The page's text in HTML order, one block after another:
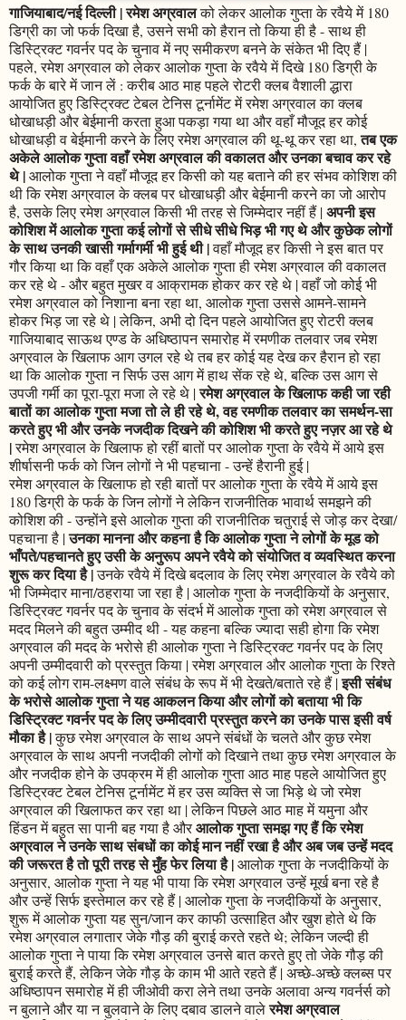
गाजियाबाद/नई दिल्ली | रमेश अग्रवालको लेकर आलोक गुप्ता के रवैये में 180
डिग्री का जो फर्क दिखा है, उसने सभी को हैरान तो किया ही है - साथ ही
डिस्ट्रिक्ट गवर्नर पद के चुनाव में नए समीकरण बनने के संकेत भी दिए हैं |
पहले, रमेश अग्रवाल को लेकर आलोक गुप्ता के रवैये में दिखे 180 डिग्री के
फर्क के बारे में जान लें : करीब आठ माह पहले रोटरी क्लब वैशाली द्धारा
आयोजित हुए डिस्ट्रिक्ट टेबल टेनिस टूर्नामेंट में रमेश अग्रवाल का क्लब
धोखाधड़ी और बेईमानी करता हुआ पकड़ा गया था और वहाँ मौजूद हर कोई
धोखाधड़ी व बेईमानी करने के लिए रमेश अग्रवाल की थू-थू कर रहा था,तब एक
अकेले आलोक गुप्ता वहाँ रमेश अग्रवाल की वकालत और उनका बचाव कर रहे
थे |आलोक गुप्ता ने वहाँ मौजूद हर किसी को यह बताने की हर संभव कोशिश की
थी कि रमेश अग्रवाल के क्लब पर धोखाधड़ी और बेईमानी करने का जो आरोप
है, उसके लिए रमेश अग्रवाल किसी भी तरह से जिम्मेदार नहीं हैं | अपनी इस
कोशिश में आलोक गुप्ता कई लोगों से सीधे सीधे भिड़ भी गए थे और कुछेक लोगों
के साथ उनकी खासी गर्मागर्मी भी हुई थी |वहाँ मौजूद हर किसी ने इस बात पर
गौर किया था कि वहाँ एक अकेले आलोक गुप्ता ही रमेश अग्रवाल की वकालत
कर रहे थे - और बहुत मुखर व आक्रामक होकर कर रहे थे | वहाँ जो कोई भी
रमेश अग्रवाल को निशाना बना रहा था, आलोक गुप्ता उससे आमने-सामने
होकर भिड़ जा रहे थे | लेकिन, अभी दो दिन पहले आयोजित हुए रोटरी क्लब
गाजियाबाद साऊथ एण्ड के अधिष्ठापन समारोह में रमणीक तलवार जब रमेश
अग्रवाल के खिलाफ आग उगल रहे थे तब हर कोई यह देख कर हैरान हो रहा
था कि आलोक गुप्ता न सिर्फ उस आग में हाथ सेंक रहे थे, बल्कि उस आग से
उपजी गर्मी का पूरा-पूरा मजा ले रहे थे |रमेश अग्रवाल के खिलाफ कही जा रही
बातों का आलोक गुप्ता मजा तो ले ही रहे थे, वह रमणीक तलवार का समर्थन-सा
करते हुए भी और उनके नजदीक दिखने की कोशिश भी करते हुए नज़र आ रहे थे
|रमेश अग्रवाल के खिलाफ हो रहीं बातों पर आलोक गुप्ता के रवैये में आये इस
शीर्षासनी फर्क को जिन लोगों ने भी पहचाना - उन्हें हैरानी हुई |
रमेश अग्रवाल के खिलाफ हो रही बातों पर आलोक गुप्ता के रवैये में आये इस
180 डिग्री के फर्क के जिन लोगों ने लेकिन राजनीतिक भावार्थ समझने की
कोशिश की - उन्होंने इसे आलोक गुप्ता की राजनीतिक चतुराई से जोड़ कर देखा/
पहचाना है |उनका मानना और कहना है कि आलोक गुप्ता ने लोगों के मूड को
भाँपते/पहचानते हुए उसी के अनुरूप अपने रवैये को संयोजित व व्यवस्थित करना
शुरू कर दिया है |उनके रवैये में दिखे बदलाव के लिए रमेश अग्रवाल के रवैये को
भी जिम्मेदार माना/ठहराया जा रहा है | आलोक गुप्ता के नजदीकियों के अनुसार,
डिस्ट्रिक्ट गवर्नर पद के चुनाव के संदर्भ में आलोक गुप्ता को रमेश अग्रवाल से
मदद मिलने की बहुत उम्मीद थी - यह कहना बल्कि ज्यादा सही होगा कि रमेश
अग्रवाल की मदद के भरोसे ही आलोक गुप्ता ने डिस्ट्रिक्ट गवर्नर पद के लिए
अपनी उम्मीदवारी को प्रस्तुत किया | रमेश अग्रवाल और आलोक गुप्ता के रिश्ते
को कई लोग राम-लक्ष्मण वाले संबंध के रूप में भी देखते/बताते रहे हैं |इसी संबंध
के भरोसे आलोक गुप्ता ने यह आकलन किया और लोगों को बताया भी कि
डिस्ट्रिक्ट गवर्नर पद के लिए उम्मीदवारी प्रस्तुत करने का उनके पास इसी वर्ष
मौका है |कुछ रमेश अग्रवाल के साथ अपने संबंधों के चलते और कुछ रमेश
अग्रवाल के साथ अपनी नजदीकी लोगों को दिखाने तथा कुछ रमेश अग्रवाल के
और नजदीक होने के उपक्रम में ही आलोक गुप्ता आठ माह पहले आयोजित हुए
डिस्ट्रिक्ट टेबल टेनिस टूर्नामेंट में हर उस व्यक्ति से जा भिड़े थे जो रमेश
अग्रवाल की खिलाफत कर रहा था | लेकिन पिछले आठ माह में यमुना और
हिंडन में बहुत सा पानी बह गया है औरआलोक गुप्ता समझ गए हैं कि रमेश
अग्रवाल ने उनके साथ संबधों का कोई मान नहीं रखा है और अब जब उन्हें मदद
की जरूरत है तो पूरी तरह से मुँह फेर लिया है |आलोक गुप्ता के नजदीकियों के
अनुसार, आलोक गुप्ता ने यह भी पाया कि रमेश अग्रवाल उन्हें मूर्ख बना रहे है
और उन्हें सिर्फ इस्तेमाल कर रहे हैं | आलोक गुप्ता के नजदीकियों के अनुसार,
शुरू में आलोक गुप्ता यह सुन/जान कर काफी उत्साहित और खुश होते थे कि
रमेश अग्रवाल लगातार जेके गौड़ की बुराई करते रहते थे; लेकिन जल्दी ही
आलोक गुप्ता ने पाया कि रमेश अग्रवाल उनसे बात करते हुए तो जेके गौड़ की
बुराई करते हैं, लेकिन जेके गौड़ के काम भी आते रहते हैं | अच्छे-अच्छे क्लब्स पर
अधिष्ठापन समारोह में ही जीओवी करा लेने तथा उनके अलावा अन्य गवर्नर्स को
न बुलाने और या न बुलवाने के लिए दबाव डालने वालेरमेश अग्रवाल